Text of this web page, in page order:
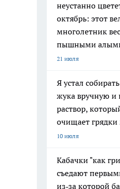
неустанно
октябрь: этот
многолетник
пышными
21 июля
Я устал
жука вручную и
раствор,
очищает
10 июля
Кабачки "как
съедают
из‑за которой